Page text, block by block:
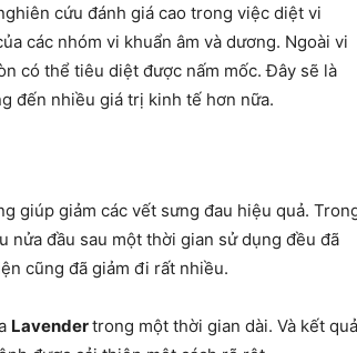
cứu đánh giá cao trong việc diệt vi
các nhóm vi khuẩn âm và dương. Ngoài vi
có thể tiêu diệt được nấm mốc. Đây sẽ là
đến nhiều giá trị kinh tế hơn nữa.
giúp giảm các vết sưng đau hiệu quả.
nửa đầu sau một thời gian sử dụng đều đã
cũng đã giảm đi rất nhiều.
Lavendertrong một thời gian dài. Và kết quả